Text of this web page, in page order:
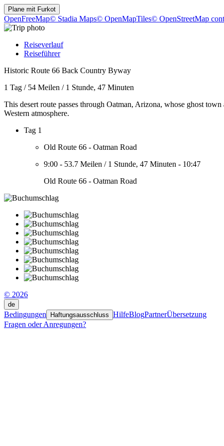
Plane mit Furkot
OpenFreeMap© Stadia Maps© OpenMapTiles© OpenStreetMap
Reiseverlauf
Reiseführer
Historic Route 66 Back Country Byway
1 Tag / 54 Meilen / 1 Stunde, 47 Minuten
This desert route passes through Oatman, Arizona, whose ghost
Western atmosphere.
Tag 1
Old Route 66 - Oatman Road
9:00 - 53.7 Meilen / 1 Stunde, 47 Minuten - 10:47
Old Route 66 - Oatman Road
© 2026
de
Bedingungen Haftungsausschluss HilfeBlogPartnerÜbersetzung
Fragen oder Anregungen?